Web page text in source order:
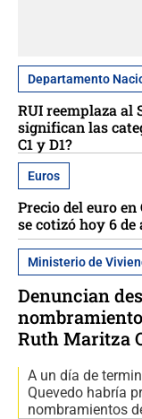
RUI reemplaza al
significan las
C1 y D1?
Euros
Precio del euro en
se cotizó hoy 6 de
Ministerio de
Denuncian
Ruth Maritza
A un día de
Quevedo habría
nombramientos